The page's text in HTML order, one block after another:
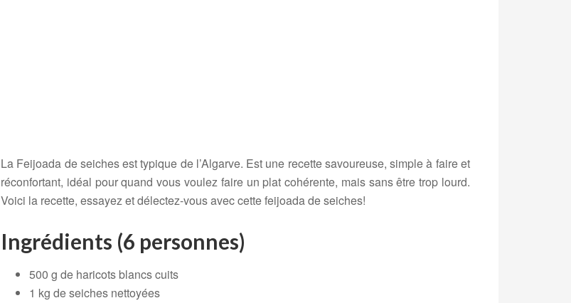
La Feijoada de seiches est typique de l’Algarve. Est une recette savoureuse, simple à faire et
réconfortant, idéal pour quand vous voulez faire un plat cohérente, mais sans être trop lourd.
Voici la recette, essayez et délectez-vous avec cette feijoada de seiches!
Ingrédients (6 personnes)
500 g de haricots blancs cuits
1 kg de seiches nettoyées